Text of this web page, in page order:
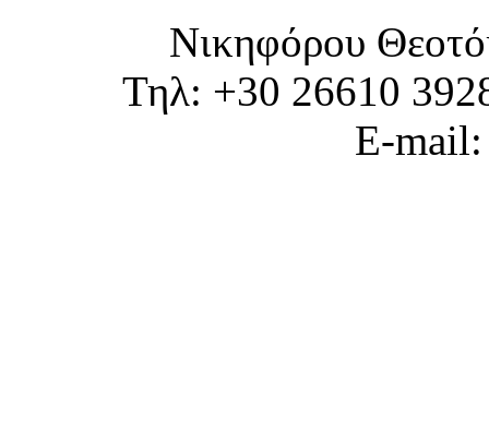
Νικηφόρου
Τηλ: +30 26610
E-